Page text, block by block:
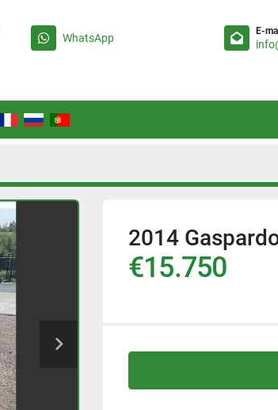
WhatsApp
E-
2014
€15.750